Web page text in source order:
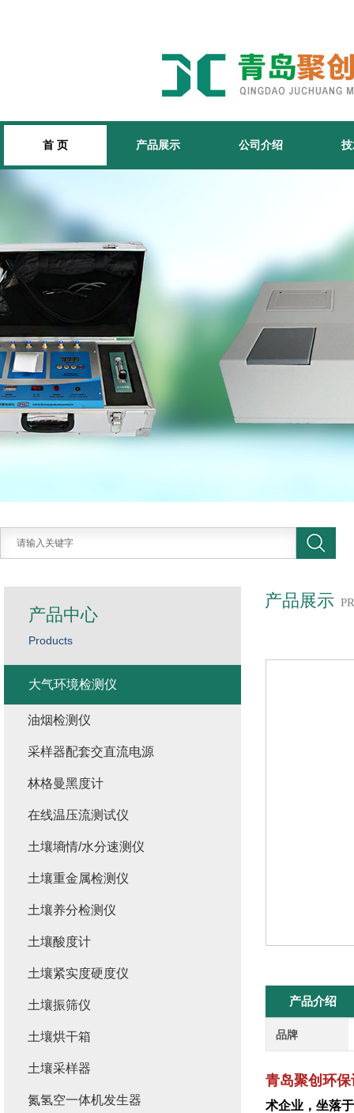
首 页 产品展示 公司介绍
产品展示
产品介绍
品牌
青岛聚创环
术企业，坐落
产品中心
Products
大气环境检测仪
油烟检测仪
采样器配套交直流电源
林格曼黑度计
在线温压流测试仪
土壤墒情/水分速测仪
土壤重金属检测仪
土壤养分检测仪
土壤酸度计
土壤紧实度硬度仪
土壤振筛仪
土壤烘干箱
土壤采样器
氮氢空一体机发生器